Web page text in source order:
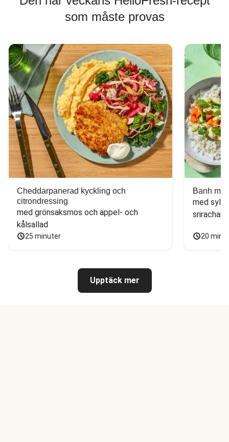
som måste provas
Cheddarpanerad kyckling och
citrondressing
med grönsaksmos och äppel- och
kålsallad
25 minuter
Banh mi-
med
20
Upptäck mer